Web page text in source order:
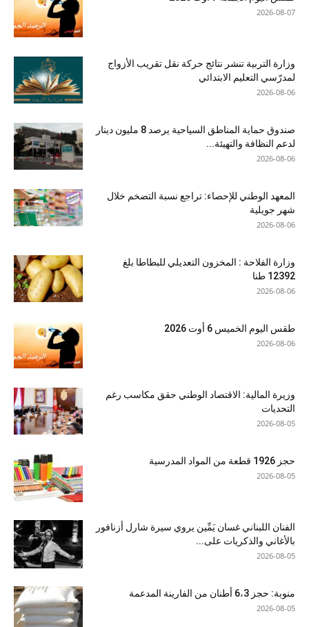
2026-08-07
وزارة التربية تنشر نتائج حركة نقل تقريب الأزواج
لمدرّسي التعليم الابتدائي
2026-08-06
صندوق حماية المناطق السياحية يرصد 8 مليون دينار
لدعم النظافة والتهيئة...
2026-08-06
المعهد الوطني للإحصاء: تراجع نسبة التضخم خلال
شهر جويلية
2026-08-06
وزارة الفلاحة : المخزون التعديلي للبطاطا بلغ
12392 طنا
2026-08-06
طقس اليوم الخميس 6 أوت 2026
2026-08-06
وزيرة المالية: الاقتصاد الوطني حقق مكاسب رغم
التحديات
2026-08-05
حجز 1926 قطعة من المواد المدرسية
2026-08-05
الفنان اللبناني غسان يَمِّين يروي سيرة شارل أزنافور
بالأغاني والذكريات على...
2026-08-05
منوبة: حجز 6،3 أطنان من الفارينة المدعمة
2026-08-05